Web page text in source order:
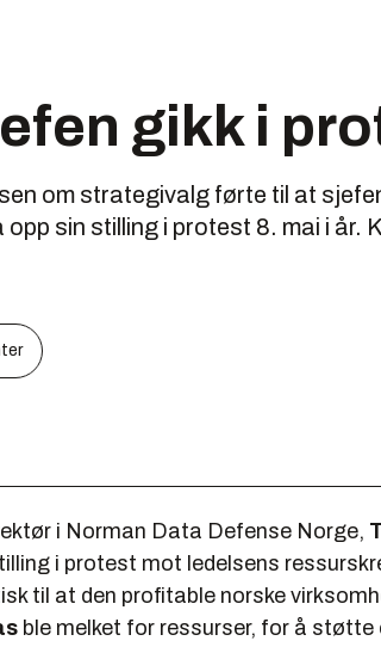
gikk i
om strategivalg førte til at
sin stilling i protest 8. mai i år.
i Norman Data Defense Norge,
i protest mot ledelsens
til at den profitable norske
ble melket for ressurser, for å støtte